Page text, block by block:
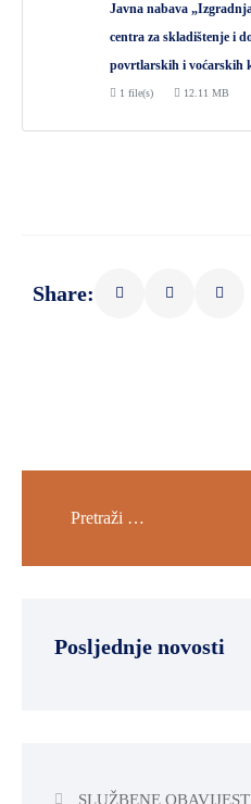
Javna nabava
centra za skladištenje i
povrtlarskih i voćarskih
1 file(s) 12.11 MB
Share:
Posljednje novosti
SLUŽBENE